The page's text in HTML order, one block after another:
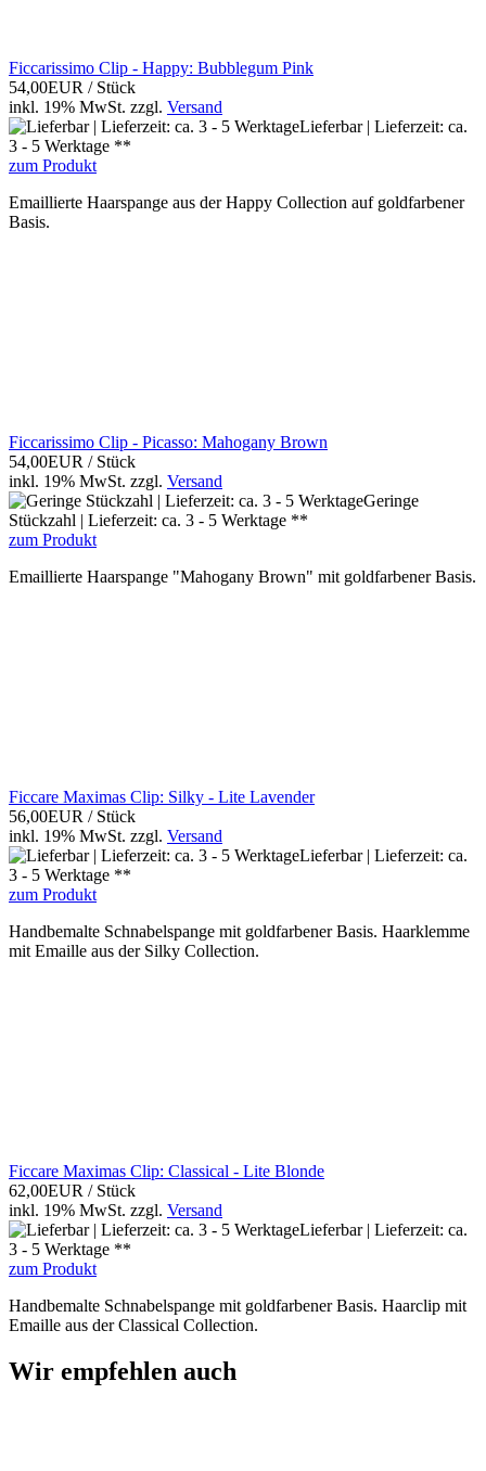
Ficcarissimo Clip - Happy: Bubblegum Pink
54,00EUR / Stück
inkl. 19% MwSt. zzgl. Versand
Lieferbar | Lieferzeit: ca.
3 - 5 Werktage **
zum Produkt
Emaillierte Haarspange aus der Happy Collection auf goldfarbener
Basis.
Ficcarissimo Clip - Picasso: Mahogany Brown
54,00EUR / Stück
inkl. 19% MwSt. zzgl. Versand
Geringe
Stückzahl | Lieferzeit: ca. 3 - 5 Werktage **
zum Produkt
Emaillierte Haarspange "Mahogany Brown" mit goldfarbener Basis.
Ficcare Maximas Clip: Silky - Lite Lavender
56,00EUR / Stück
inkl. 19% MwSt. zzgl. Versand
Lieferbar | Lieferzeit: ca.
3 - 5 Werktage **
zum Produkt
Handbemalte Schnabelspange mit goldfarbener Basis. Haarklemme
mit Emaille aus der Silky Collection.
Ficcare Maximas Clip: Classical - Lite Blonde
62,00EUR / Stück
inkl. 19% MwSt. zzgl. Versand
Lieferbar | Lieferzeit: ca.
3 - 5 Werktage **
zum Produkt
Handbemalte Schnabelspange mit goldfarbener Basis. Haarclip mit
Emaille aus der Classical Collection.
Wir empfehlen auch